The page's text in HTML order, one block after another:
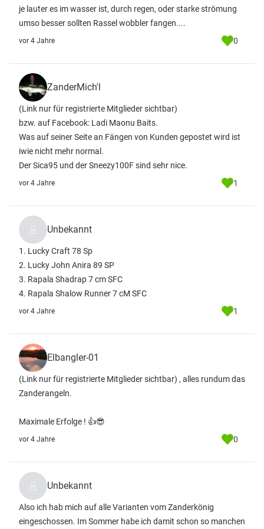
je lauter es im wasser ist, durch regen, oder starke strömung
umso besser sollten Rassel wobbler fangen....
vor 4 Jahre 0
ZanderMich'l
(Link nur für registrierte Mitglieder sichtbar)
bzw. auf Facebook: Ladi Maonu Baits.
Was auf seiner Seite an Fängen von Kunden gepostet wird ist
iwie nicht mehr normal.
Der Sica95 und der Sneezy100F sind sehr nice.
vor 4 Jahre 1
Unbekannt
1. Lucky Craft 78 Sp
2. Lucky John Anira 89 SP
3. Rapala Shadrap 7 cm SFC
4. Rapala Shalow Runner 7 cM SFC
vor 4 Jahre 1
Elbangler-01
(Link nur für registrierte Mitglieder sichtbar) , alles rundum das
Zanderangeln.
Maximale Erfolge ! 👍😎
vor 4 Jahre 0
Unbekannt
Also ich hab mich auf alle Varianten vom Zanderkönig
eingeschossen. Im Sommer habe ich damit schon so manchen